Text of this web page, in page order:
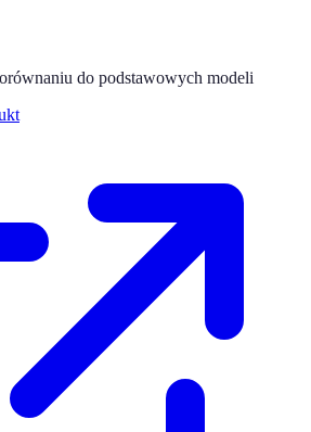
do podstawowych modeli